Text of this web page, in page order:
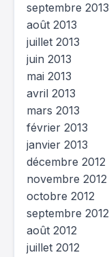
septembre 2013
août 2013
juillet 2013
juin 2013
mai 2013
avril 2013
mars 2013
février 2013
janvier 2013
décembre 2012
novembre 2012
octobre 2012
septembre 2012
août 2012
juillet 2012